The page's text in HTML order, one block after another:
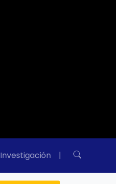
Investigación |